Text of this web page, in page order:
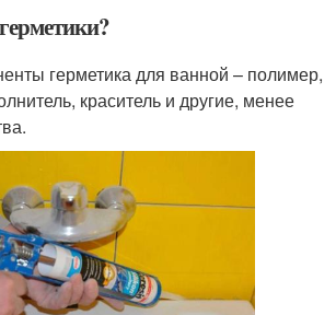
герметика для ванной – полимер,
краситель и другие, менее